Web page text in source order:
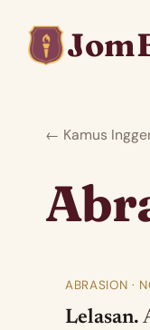
← Kamus
ABRASION ·
Lelasan.